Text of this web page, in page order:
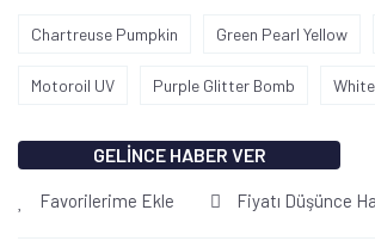
Chartreuse Pumpkin Green Pearl Yellow
Motoroil UV Purple Glitter Bomb
GELİNCE HABER VER
Favorilerime Ekle Fiyatı Düşünce